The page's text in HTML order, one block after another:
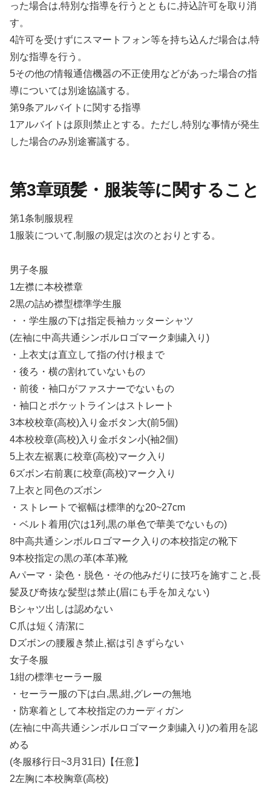
った場合は,特別な指導を行うとともに,持込許可を取り消
す。
4許可を受けずにスマートフォン等を持ち込んだ場合は,特
別な指導を行う。
5その他の情報通信機器の不正使用などがあった場合の指
導については別途協議する。
第9条アルバイトに関する指導
1アルバイトは原則禁止とする。ただし,特別な事情が発生
した場合のみ別途審議する。
第3章頭髪・服装等に関すること
第1条制服規程
1服装について,制服の規定は次のとおりとする。
男子冬服
1左襟に本校襟章
2黒の詰め襟型標準学生服
・・学生服の下は指定長袖カッターシャツ
(左袖に中高共通シンボルロゴマーク刺繍入り)
・上衣丈は直立して指の付け根まで
・後ろ・横の割れていないもの
・前後・袖口がファスナーでないもの
・袖口とポケットラインはストレート
3本校校章(高校)入り金ボタン大(前5個)
4本校校章(高校)入り金ボタン小(袖2個)
5上衣左裾裏に校章(高校)マーク入り
6ズボン右前裏に校章(高校)マーク入り
7上衣と同色のズボン
・ストレートで裾幅は標準的な20~27cm
・ベルト着用(穴は1列,黒の単色で華美でないもの)
8中高共通シンボルロゴマーク入りの本校指定の靴下
9本校指定の黒の革(本革)靴
Aパーマ・染色・脱色・その他みだりに技巧を施すこと,長
髪及び奇抜な髪型は禁止(眉にも手を加えない)
Bシャツ出しは認めない
C爪は短く清潔に
Dズボンの腰履き禁止,裾は引きずらない
女子冬服
1紺の標準セーラー服
・セーラー服の下は白,黒,紺,グレーの無地
・防寒着として本校指定のカーディガン
(左袖に中高共通シンボルロゴマーク刺繍入り)の着用を認
める
(冬服移行日~3月31日)【任意】
2左胸に本校胸章(高校)